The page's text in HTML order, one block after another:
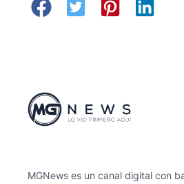
MGNews es un canal digital con